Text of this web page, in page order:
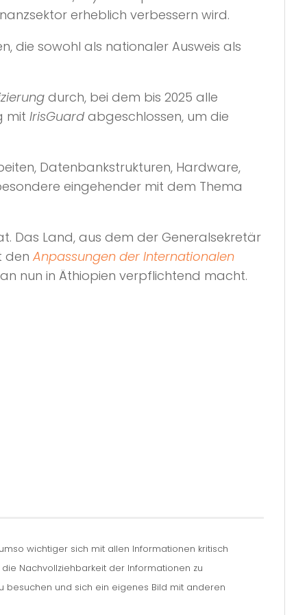
erheblich verbessern wird.
die sowohl als nationaler Ausweis als
durch, bei dem bis 2025 alle
mit IrisGuard abgeschlossen, um die
Datenbankstrukturen, Hardware,
eingehender mit dem Thema
Das Land, aus dem der Generalsekretär
den Anpassungen der Internationalen
nun in Äthiopien verpflichtend macht.
wichtiger sich mit allen Informationen kritisch
Nachvollziehbarkeit der Informationen zu
besuchen und sich ein eigenes Bild mit anderen